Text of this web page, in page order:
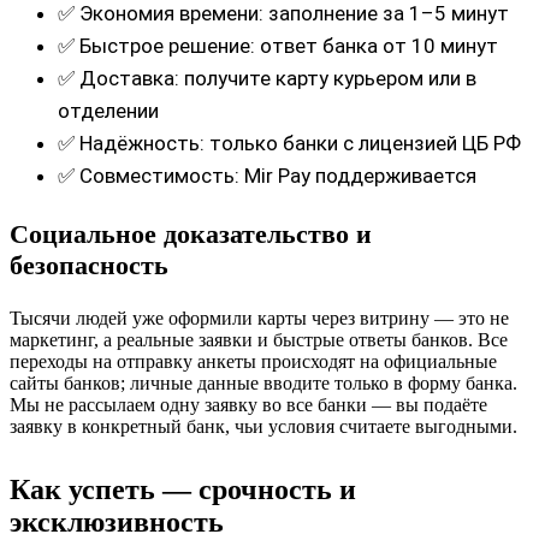
✅ Экономия времени: заполнение за 1–5 минут
✅ Быстрое решение: ответ банка от 10 минут
✅ Доставка: получите карту курьером или в
отделении
✅ Надёжность: только банки с лицензией ЦБ РФ
✅ Совместимость: Mir Pay поддерживается
Социальное доказательство и
безопасность
Тысячи людей уже оформили карты через витрину — это не
маркетинг, а реальные заявки и быстрые ответы банков. Все
переходы на отправку анкеты происходят на официальные
сайты банков; личные данные вводите только в форму банка.
Мы не рассылаем одну заявку во все банки — вы подаёте
заявку в конкретный банк, чьи условия считаете выгодными.
Как успеть — срочность и
эксклюзивность